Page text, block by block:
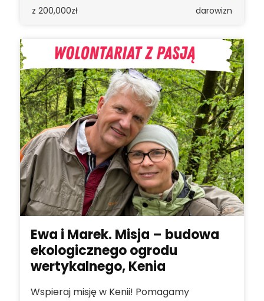
z 200,000zł darowizn
Ewa i Marek. Misja – budowa
ekologicznego ogrodu
wertykalnego, Kenia
Wspieraj misję w Kenii! Pomagamy